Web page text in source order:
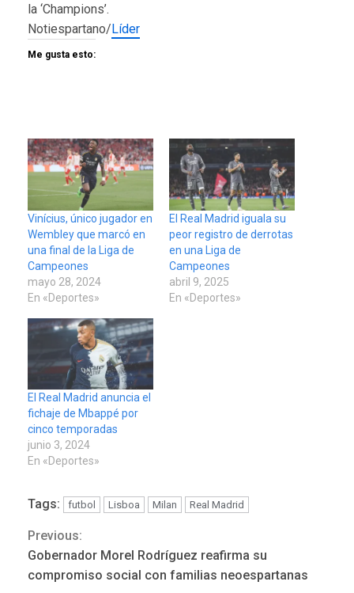
la ‘Champions’.
Notiespartano/Líder
Me gusta esto:
Vinícius, único jugador en
Wembley que marcó en
una final de la Liga de
Campeones
mayo 28, 2024
En «Deportes»
El Real Madrid iguala su
peor registro de derrotas
en una Liga de
Campeones
abril 9, 2025
En «Deportes»
El Real Madrid anuncia el
fichaje de Mbappé por
cinco temporadas
junio 3, 2024
En «Deportes»
Tags: futbol Lisboa Milan Real Madrid
Continue
Reading
Previous:
Gobernador Morel Rodríguez reafirma su
compromiso social con familias neoespartanas
ÚLTIMA HORA
Hutíes de Yemen dicen que